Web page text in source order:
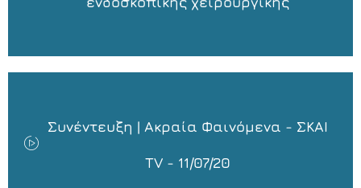
Συνέντευξη | Ακραία Φαινόμενα - ΣΚΑΙ
TV - 11/07/20